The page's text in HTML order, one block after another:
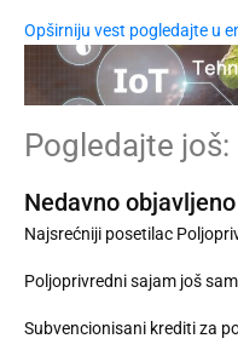
Opširniju vest pogledajte u
Pogledajte još:
Nedavno objavljeno
Najsrećniji posetilac
Poljoprivredni sajam još
Subvencionisani krediti za